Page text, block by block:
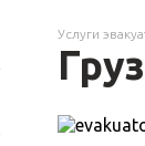
Услуги